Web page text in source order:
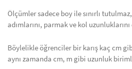
Ölçümler sadece boy ile sınırlı
adımlarını, parmak ve kol
Böylelikle öğrenciler bir karış kaç cm
aynı zamanda cm, m gibi uzunluk